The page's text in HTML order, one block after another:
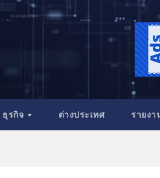
ธุรกิจ ต่างประเทศ รายงา